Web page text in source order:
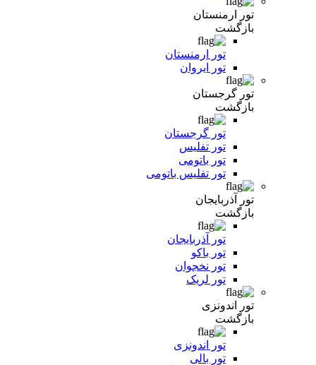
تور ارمنستان
بازگشت
تور ارمنستان
تور ایروان
تور گرجستان
بازگشت
تور گرجستان
تور تفلیس
تور باتومی
تور تفلیس باتومی
تور آذربایجان
بازگشت
تور آذربایجان
تور باکو
تور نخجوان
تور لریک
تور اندونزی
بازگشت
تور اندونزی
تور بالی